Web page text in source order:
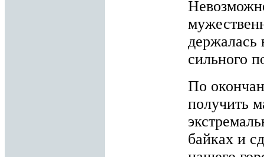
держалась
сильного
По
получить
байках и